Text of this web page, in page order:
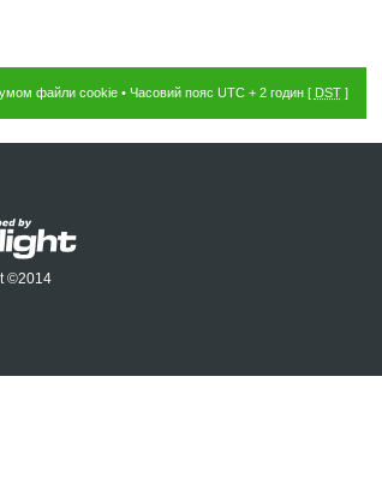
файли cookie• Часовий пояс UTC + 2 годин [ DST]
©2014